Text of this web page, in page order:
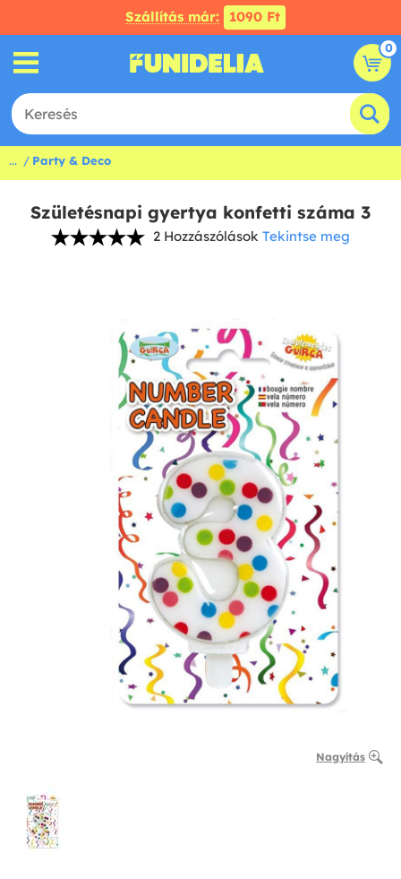
Szállítás már: 1090 Ft
0
... Party & Deco
Születésnapi gyertya konfetti száma 3
2 Hozzászólások Tekintse meg
Nagyítás